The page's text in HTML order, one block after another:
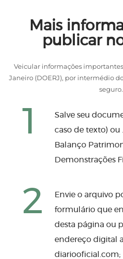
Mais
publicar
Veicular informações
Janeiro (DOERJ), por intermédio
seguro.
1
Salve seu
caso de texto) ou
Balanço
Demonstrações
2
Envie o arquivo
formulário que
desta página ou
endereço digital
diariooficial.com;